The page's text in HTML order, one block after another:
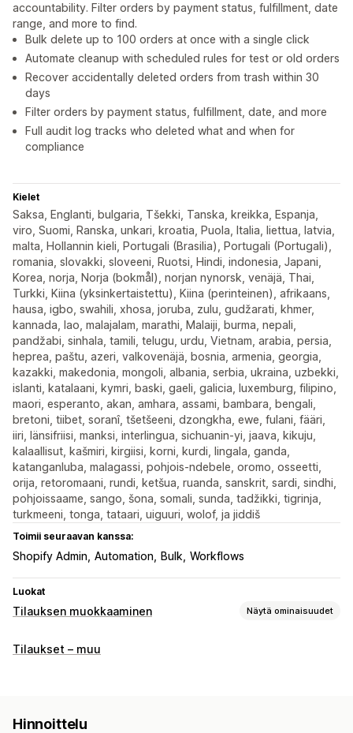
accountability. Filter orders by payment status, fulfillment, date
range, and more to find.
Bulk delete up to 100 orders at once with a single click
Automate cleanup with scheduled rules for test or old orders
Recover accidentally deleted orders from trash within 30
days
Filter orders by payment status, fulfillment, date, and more
Full audit log tracks who deleted what and when for
compliance
Kielet
Saksa, Englanti, bulgaria, Tšekki, Tanska, kreikka, Espanja,
viro, Suomi, Ranska, unkari, kroatia, Puola, Italia, liettua, latvia,
malta, Hollannin kieli, Portugali (Brasilia), Portugali (Portugali),
romania, slovakki, sloveeni, Ruotsi, Hindi, indonesia, Japani,
Korea, norja, Norja (bokmål), norjan nynorsk, venäjä, Thai,
Turkki, Kiina (yksinkertaistettu), Kiina (perinteinen), afrikaans,
hausa, igbo, swahili, xhosa, joruba, zulu, gudžarati, khmer,
kannada, lao, malajalam, marathi, Malaiji, burma, nepali,
pandžabi, sinhala, tamili, telugu, urdu, Vietnam, arabia, persia,
heprea, paštu, azeri, valkovenäjä, bosnia, armenia, georgia,
kazakki, makedonia, mongoli, albania, serbia, ukraina, uzbekki,
islanti, katalaani, kymri, baski, gaeli, galicia, luxemburg, filipino,
maori, esperanto, akan, amhara, assami, bambara, bengali,
bretoni, tiibet, soranî, tšetšeeni, dzongkha, ewe, fulani, fääri,
iiri, länsifriisi, manksi, interlingua, sichuanin-yi, jaava, kikuju,
kalaallisut, kašmiri, kirgiisi, korni, kurdi, lingala, ganda,
katanganluba, malagassi, pohjois-ndebele, oromo, osseetti,
orija, retoromaani, rundi, ketšua, ruanda, sanskrit, sardi, sindhi,
pohjoissaame, sango, šona, somali, sunda, tadžikki, tigrinja,
turkmeeni, tonga, tataari, uiguuri, wolof, ja jiddiš
Toimii seuraavan kanssa:
Shopify Admin Automation Bulk Workflows
Luokat
Tilauksen muokkaaminen Näytä ominaisuudet
Tilauspäivitykset
Asiakasportaali
Tilaukset – muu
Hinnoittelu